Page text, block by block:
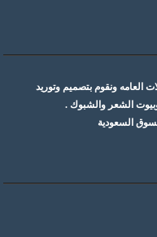
ونقوم بتصميم وتوريد
الشعر والشبوك .
السعودية